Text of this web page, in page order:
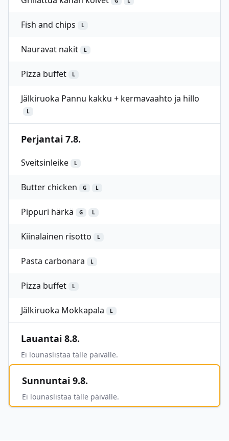
Fish and chips L
Nauravat nakit L
Pizza buffet L
Jälkiruoka Pannu kakku + kermavaahto ja hillo
L
Perjantai 7.8.
Sveitsinleike L
Butter chicken G L
Pippuri härkä G L
Kiinalainen risotto L
Pasta carbonara L
Pizza buffet L
Jälkiruoka Mokkapala L
Lauantai 8.8.
Ei lounaslistaa tälle päivälle.
Sunnuntai 9.8.
Ei lounaslistaa tälle päivälle.